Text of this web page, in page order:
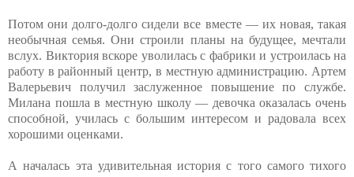
Потом они долго-долго сидели все вместе — их новая, такая
необычная семья. Они строили планы на будущее, мечтали
вслух. Виктория вскоре уволилась с фабрики и устроилась на
работу в районный центр, в местную администрацию. Артем
Валерьевич получил заслуженное повышение по службе.
Милана пошла в местную школу — девочка оказалась очень
способной, училась с большим интересом и радовала всех
хорошими оценками.
А началась эта удивительная история с того самого тихого